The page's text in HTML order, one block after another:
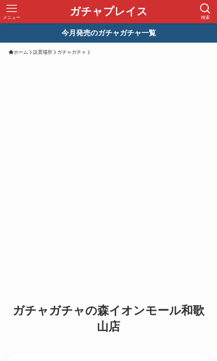
ガチャプレイス 検索
メニュー
今月発売のガチャガチャ一覧
ホーム 設置場所 ガチャガチャ
ガチャガチャの森イオンモール和歌
山店